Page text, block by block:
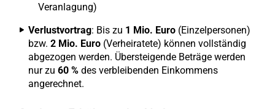
Veranlagung)
Verlustvortrag: Bis zu 1 Mio. Euro (Einzelpersonen)
bzw. 2 Mio. Euro (Verheiratete) können vollständig
abgezogen werden. Übersteigende Beträge werden
nur zu 60 % des verbleibenden Einkommens
angerechnet.